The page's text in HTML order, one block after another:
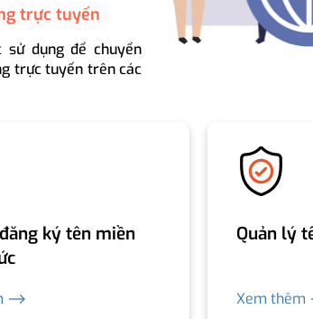
trực tuyến
dụng để chuyển
trực tuyến trên các
ký tên miền
⟶
Quản lý
Xem